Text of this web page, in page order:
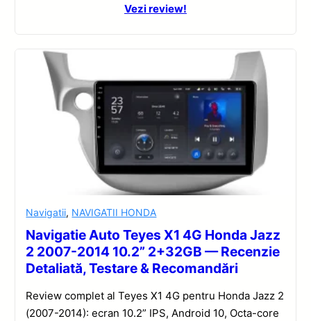
Vezi review!
Navigatii, NAVIGATII HONDA
Navigatie Auto Teyes X1 4G Honda Jazz
2 2007-2014 10.2” 2+32GB — Recenzie
Detaliată, Testare & Recomandări
Review complet al Teyes X1 4G pentru Honda Jazz 2
(2007-2014): ecran 10.2” IPS, Android 10, Octa-core